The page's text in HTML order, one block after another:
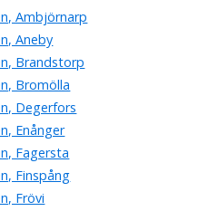
Ambjörnarp
Aneby
Brandstorp
Bromölla
Degerfors
Enånger
Fagersta
Finspång
Frövi